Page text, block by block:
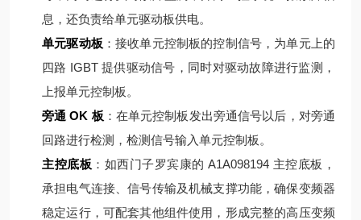
息，还负责给单元驱动板供电。
单元驱动板 ：接收单元控制板的控制信号，为单元上的
四路 IGBT 提供驱动信号，同时对驱动故障进行监测，
上报单元控制板。
旁通 OK 板 ：在单元控制板发出旁通信号以后，对旁通
回路进行检测，检测信号输入单元控制板。
主控底板 ：如西门子罗宾康的 A1A098194 主控底板，
承担电气连接、信号传输及机械支撑功能，确保变频器
稳定运行，可配套其他组件使用，形成完整的高压变频